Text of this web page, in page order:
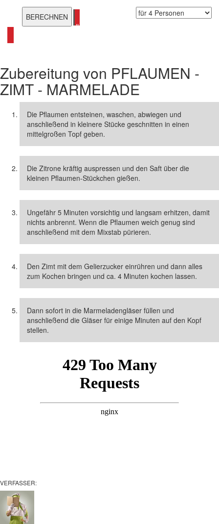
alle Marmeladen Rezepte ansehen
Zubereitung von PFLAUMEN -
ZIMT - MARMELADE
Die Pflaumen entsteinen, waschen, abwiegen und
anschließend in kleinere Stücke geschnitten in einen
mittelgroßen Topf geben.
Die Zitrone kräftig auspressen und den Saft über die
kleinen Pflaumen-Stückchen gießen.
Ungefähr 5 Minuten vorsichtig und langsam erhitzen, damit
nichts anbrennt. Wenn die Pflaumen weich genug sind
anschließend mit dem Mixstab pürieren.
Den Zimt mit dem Gelierzucker einrühren und dann alles
zum Kochen bringen und ca. 4 Minuten kochen lassen.
Dann sofort in die Marmeladengläser füllen und
anschließend die Gläser für einige Minuten auf den Kopf
stellen.
VERFASSER: